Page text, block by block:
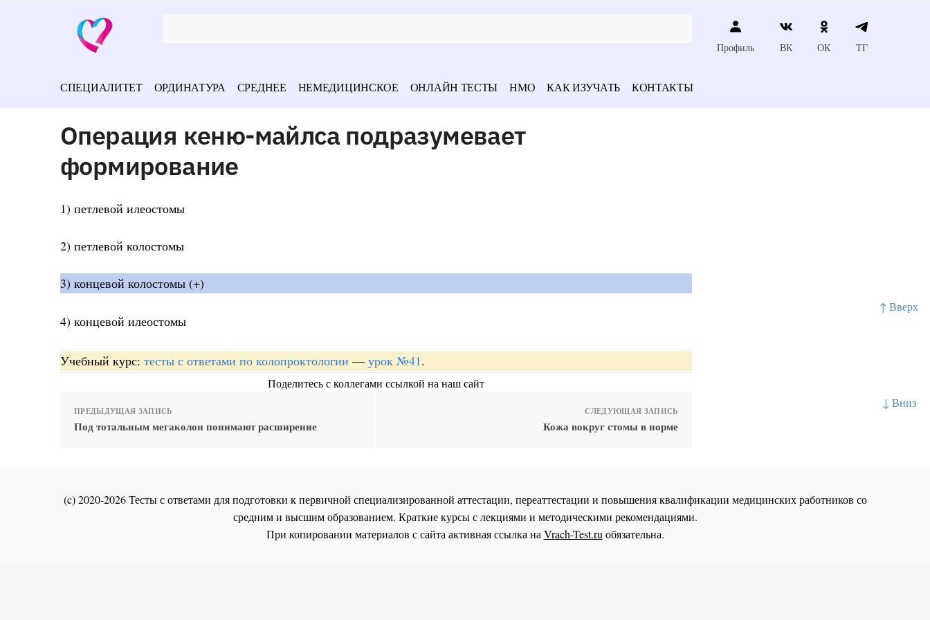
↑ Вверх
↓ Вниз
Профиль ВК ОК ТГ
СПЕЦИАЛИТЕТ ОРДИНАТУРА СРЕДНЕЕ НЕМЕДИЦИНСКОЕ ОНЛАЙН ТЕСТЫ НМО КАК ИЗУЧАТЬ КОНТАКТЫ
Операция кеню-майлса подразумевает
формирование
1) петлевой илеостомы
2) петлевой колостомы
3) концевой колостомы (+)
4) концевой илеостомы
Учебный курс: тесты с ответами по колопроктологии — урок №41.
Поделитесь с коллегами ссылкой на наш сайт
ПРЕДЫДУЩАЯ ЗАПИСЬ
Под тотальным мегаколон понимают расширение
СЛЕДУЮЩАЯ ЗАПИСЬ
Кожа вокруг стомы в норме
(c) 2020-2026 Тесты с ответами для подготовки к первичной специализированной аттестации, переаттестации и повышения квалификации медицинских работников со
средним и высшим образованием. Краткие курсы с лекциями и методическими рекомендациями.
При копировании материалов с сайта активная ссылка наVrach-Test.ruобязательна.